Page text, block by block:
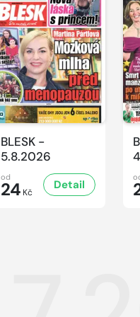
BLESK -
5.8.2026
od
24 Kč
Detail